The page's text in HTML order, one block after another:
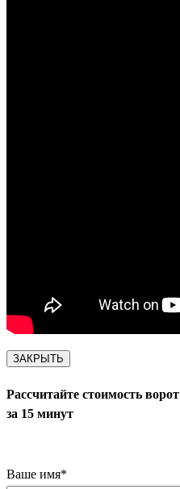
ЗАКРЫТЬ
Рассчитайте стоимость ворот
за 15 минут
Ваше имя*